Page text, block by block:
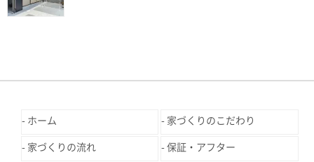
ホーム 家づくりのこだわり
家づくりの流れ 保証・アフター